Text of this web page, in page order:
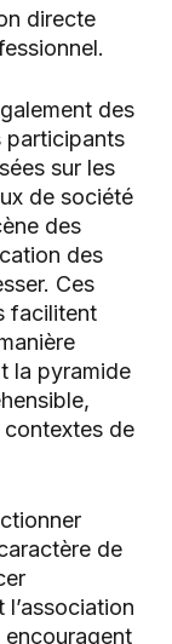
directe
des
participants
sur les
de société
des
des
Ces
facilitent
la pyramide
contextes de
de
l’association